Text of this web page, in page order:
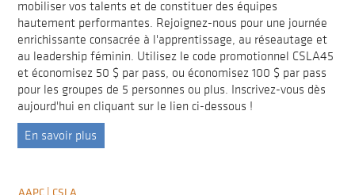
mobiliser vos talents et de constituer des équipes
hautement performantes. Rejoignez-nous pour une journée
enrichissante consacrée à l'apprentissage, au réseautage et
au leadership féminin. Utilisez le code promotionnel CSLA45
et économisez 50 $ par pass, ou économisez 100 $ par pass
pour les groupes de 5 personnes ou plus. Inscrivez-vous dès
aujourd'hui en cliquant sur le lien ci-dessous !
En savoir plus
AAPC | CSLA